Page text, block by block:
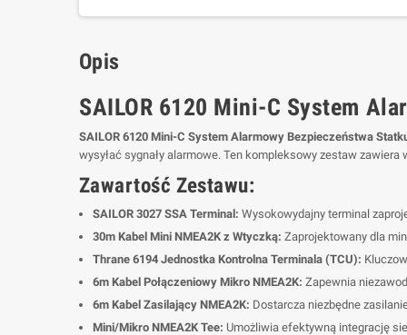
Opis
SAILOR 6120 Mini-C System
SAILOR 6120 Mini-C System Alarmowy Bezpieczeństwa
wysyłać sygnały alarmowe. Ten kompleksowy zestaw
Zawartość Zestawu:
SAILOR 3027 SSA Terminal: Wysokowydajny terminal
30m Kabel Mini NMEA2K z Wtyczką: Zaprojektowany dla
Thrane 6194 Jednostka Kontrolna Terminala (TCU):
6m Kabel Połączeniowy Mikro NMEA2K: Zapewnia
6m Kabel Zasilający NMEA2K: Dostarcza niezbędne
Mini/Mikro NMEA2K Tee: Umożliwia efektywną integrację